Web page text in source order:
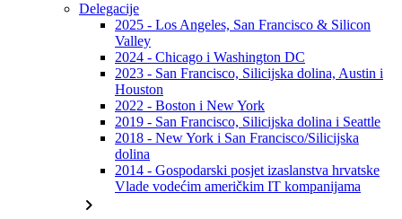
Delegacije
2025 - Los Angeles, San Francisco & Silicon
Valley
2024 - Chicago i Washington DC
2023 - San Francisco, Silicijska dolina, Austin i
Houston
2022 - Boston i New York
2019 - San Francisco, Silicijska dolina i Seattle
2018 - New York i San Francisco/Silicijska
dolina
2014 - Gospodarski posjet izaslanstva hrvatske
Vlade vodećim američkim IT kompanijama
chevron_right